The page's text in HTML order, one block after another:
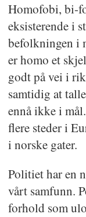
Homofobi, bi-
eksisterende i
befolkningen i
er homo et
godt på vei i
samtidig at
ennå ikke i
flere steder i
i norske gater.
Politiet har en
vårt samfunn.
forhold som